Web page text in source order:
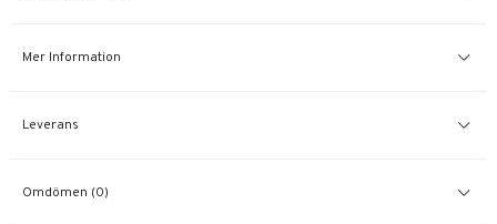
Mer Information
Leverans
Omdömen (0)